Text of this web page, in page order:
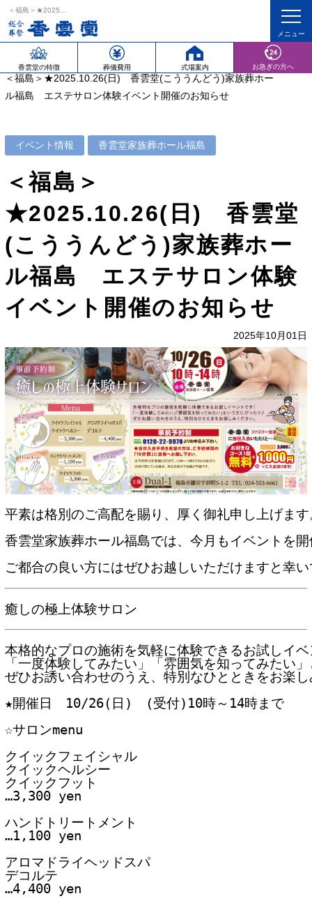
香雲堂の特徴 葬儀費用 式場案内 お急ぎの方へ
ホーム イベント情報
香雲堂家族葬ホール福島
＜福島＞★2025.10.26(日) 香雲堂(こううんどう)家族葬ホー
ル福島 エステサロン体験イベント開催のお知らせ
イベント情報 香雲堂家族葬ホール福島
＜福島＞
★2025.10.26(日) 香雲堂
(こううんどう)家族葬ホー
ル福島 エステサロン体験
イベント開催のお知らせ
2025年10月01日
平素は格別のご高配を賜り、厚く御礼申し上げます
香雲堂家族葬ホール福島では、今月もイベントを
ご都合の良い方にはぜひお越しいただけますと幸
癒しの極上体験サロン
本格的なプロの施術を気軽に体験できるお試しイ
「一度体験してみたい」「雰囲気を知ってみたい
ぜひお誘い合わせのうえ、特別なひとときをお楽
★開催日　10/26(日)　(受付)10時～14時まで
☆サロンmenu
クイックフェイシャル
クイックヘルシー
クイックフット
…3,300 yen
ハンドトリートメント
…1,100 yen
アロマドライヘッドスパ
デコルテ
…4,400 yen